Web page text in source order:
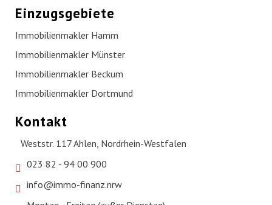
Einzugsgebiete
Immobilienmakler Hamm
Immobilienmakler Münster
Immobilienmakler Beckum
Immobilienmakler Dortmund
Kontakt
Weststr. 117 Ahlen, Nordrhein-Westfalen
023 82 - 94 00 900
info@immo-finanz.nrw